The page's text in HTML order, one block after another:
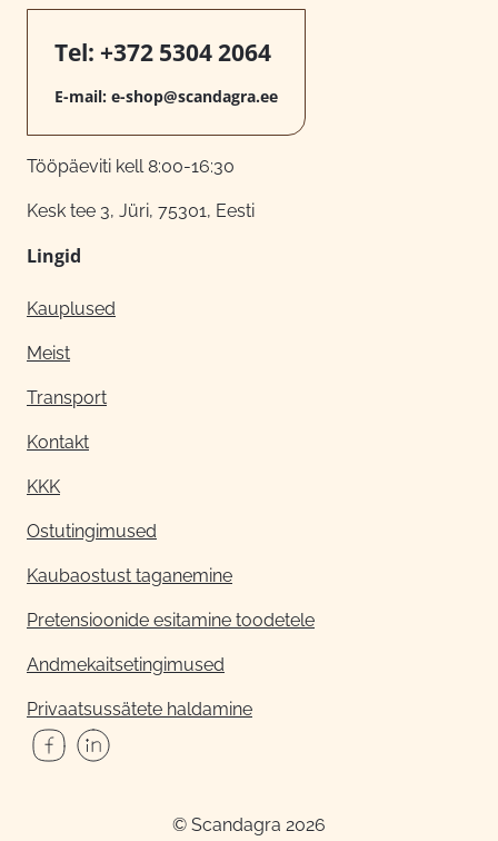
Tel: +372 5304 2064
E-mail: e-shop@scandagra.ee
Tööpäeviti kell 8:00-16:30
Kesk tee 3, Jüri, 75301, Eesti
Lingid
Kauplused
Meist
Transport
Kontakt
KKK
Ostutingimused
Kaubaostust taganemine
Pretensioonide esitamine toodetele
Andmekaitsetingimused
Privaatsussätete haldamine
© Scandagra 2026